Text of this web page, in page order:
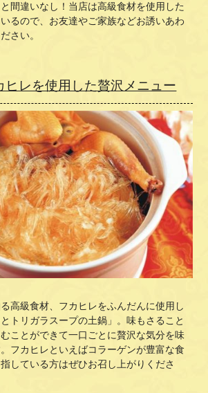
間違いなし！当店は高級食材を使用した
るので、お友達やご家族などお誘いあわ
さい。
ヒレを使用した贅沢メニュー
高級食材、フカヒレをふんだんに使用し
トリガラスープの土鍋」 。味もさること
ことができて一口ごとに贅沢な気分を味
フカヒレといえばコラーゲンが豊富な食
している方はぜひお召し上がりくださ